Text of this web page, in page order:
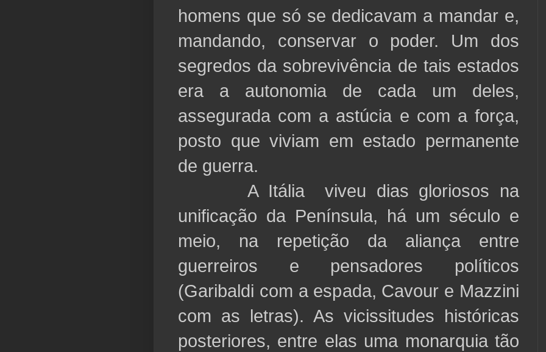
homens que só se dedicavam a mandar e,
mandando, conservar o poder. Um dos
segredos da sobrevivência de tais estados
era a autonomia de cada um deles,
assegurada com a astúcia e com a força,
posto que viviam em estado permanente
de guerra.
A Itália viveu dias gloriosos na
unificação da Península, há um século e
meio, na repetição da aliança entre
guerreiros e pensadores políticos
(Garibaldi com a espada, Cavour e Mazzini
com as letras). As vicissitudes históricas
posteriores, entre elas uma monarquia tão